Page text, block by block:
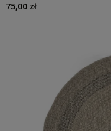
75,00 zł